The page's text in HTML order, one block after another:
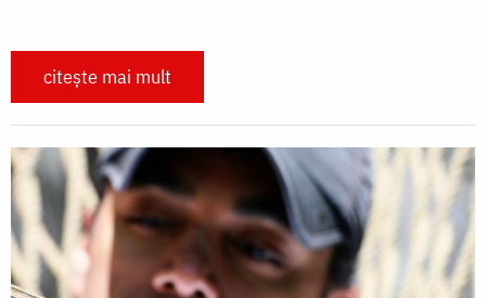
citește mai mult